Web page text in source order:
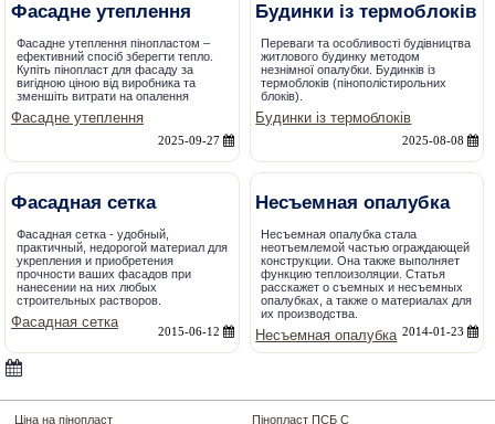
Фасадне утеплення
Фасадне утеплення пінопластом –
ефективний спосіб зберегти тепло.
Купіть пінопласт для фасаду за
вигідною ціною від виробника та
зменшіть витрати на опалення
Фасадне утеплення
2025-09-27
Будинки із термоблоків
Переваги та особливості будівництва
житлового будинку методом
незнімної опалубки. Будинків із
термоблоків (пінополістирольних
блоків).
Будинки із термоблоків
2025-08-08
Фасадная сетка
Фасадная сетка - удобный,
практичный, недорогой материал для
укрепления и приобретения
прочности ваших фасадов при
нанесении на них любых
строительных растворов.
Фасадная сетка
2015-06-12
Несъемная опалубка
Несъемная опалубка стала
неотъемлемой частью ограждающей
конструкции. Она также выполняет
функцию теплоизоляции. Статья
расскажет о съемных и несъемных
опалубках, а также о материалах для
их производства.
Несъемная опалубка 2014-01-23
Ціна на пінопласт Пінопласт ПСБ С